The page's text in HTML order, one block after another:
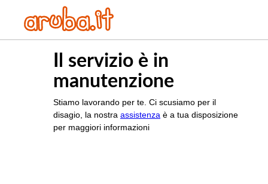
Il servizio è in
manutenzione
Stiamo lavorando per te. Ci scusiamo per il
disagio, la nostra assistenza è a tua disposizione
per maggiori informazioni